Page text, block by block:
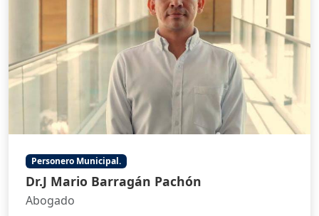
Personero Municipal.
Dr.J Mario Barragán Pachón
Abogado